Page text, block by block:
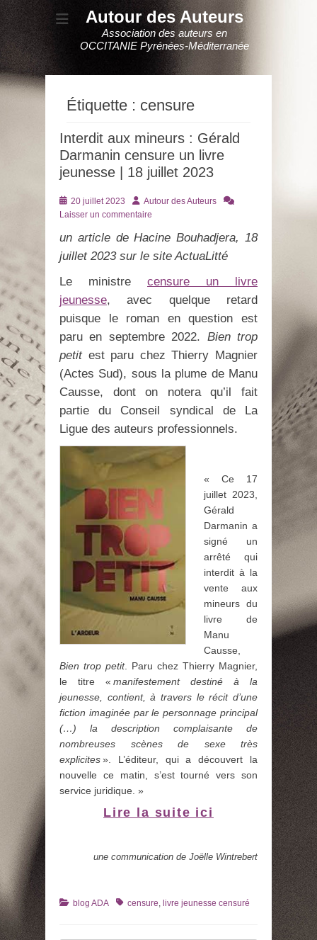
Autour des Auteurs
Association des auteurs en
OCCITANIE Pyrénées-Méditerranée
Étiquette : censure
Interdit aux mineurs : Gérald
Darmanin censure un livre
jeunesse | 18 juillet 2023
Posté
le
20 juillet 2023 AuteurAutour des Auteurs
Laisser un commentaire
un article de Hacine Bouhadjera, 18
juillet 2023 sur le site ActuaLitté
Le ministre censure un livre
jeunesse, avec quelque retard
puisque le roman en question est
paru en septembre 2022. Bien trop
petitest paru chez Thierry Magnier
(Actes Sud), sous la plume de Manu
Causse, dont on notera qu’il fait
partie du Conseil syndical de La
Ligue des auteurs professionnels.
« Ce 17
juillet 2023,
Gérald
Darmanin a
signé un
arrêté qui
interdit à la
vente aux
mineurs du
livre de
Manu
Causse,
Bien trop petit. Paru chez Thierry Magnier,
le titre « manifestement destiné à la
jeunesse, contient, à travers le récit d’une
fiction imaginée par le personnage principal
(…) la description complaisante de
nombreuses scènes de sexe très
explicites». L’éditeur, qui a découvert la
nouvelle ce matin, s’est tourné vers son
service juridique. »
Lire la suite ici
une communication de Joëlle Wintrebert
Catégories
blog ADA Tagscensure, livre jeunesse censuré